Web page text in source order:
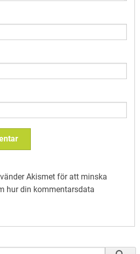
Akismet för att minska
hur din kommentarsdata